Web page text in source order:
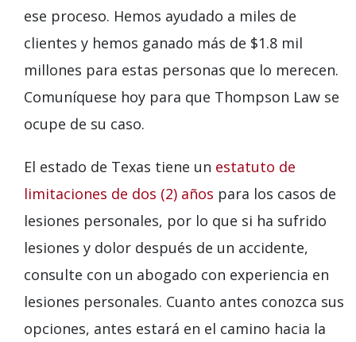
ese proceso. Hemos ayudado a miles de
clientes y hemos ganado más de $1.8 mil
millones para estas personas que lo merecen.
Comuníquese hoy para que Thompson Law se
ocupe de su caso.
El estado de Texas tiene un estatuto de
limitaciones de dos (2) años para los casos de
lesiones personales, por lo que si ha sufrido
lesiones y dolor después de un accidente,
consulte con un abogado con experiencia en
lesiones personales. Cuanto antes conozca sus
opciones, antes estará en el camino hacia la